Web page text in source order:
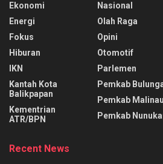
Ekonomi
Energi
Fokus
Hiburan
IKN
Kantah Kota
Balikpapan
Kementrian
ATR/BPN
Nasional
Olah Raga
Opini
Otomotif
Parlemen
Pemkab
Pemkab Malinau
Pemkab
Recent News